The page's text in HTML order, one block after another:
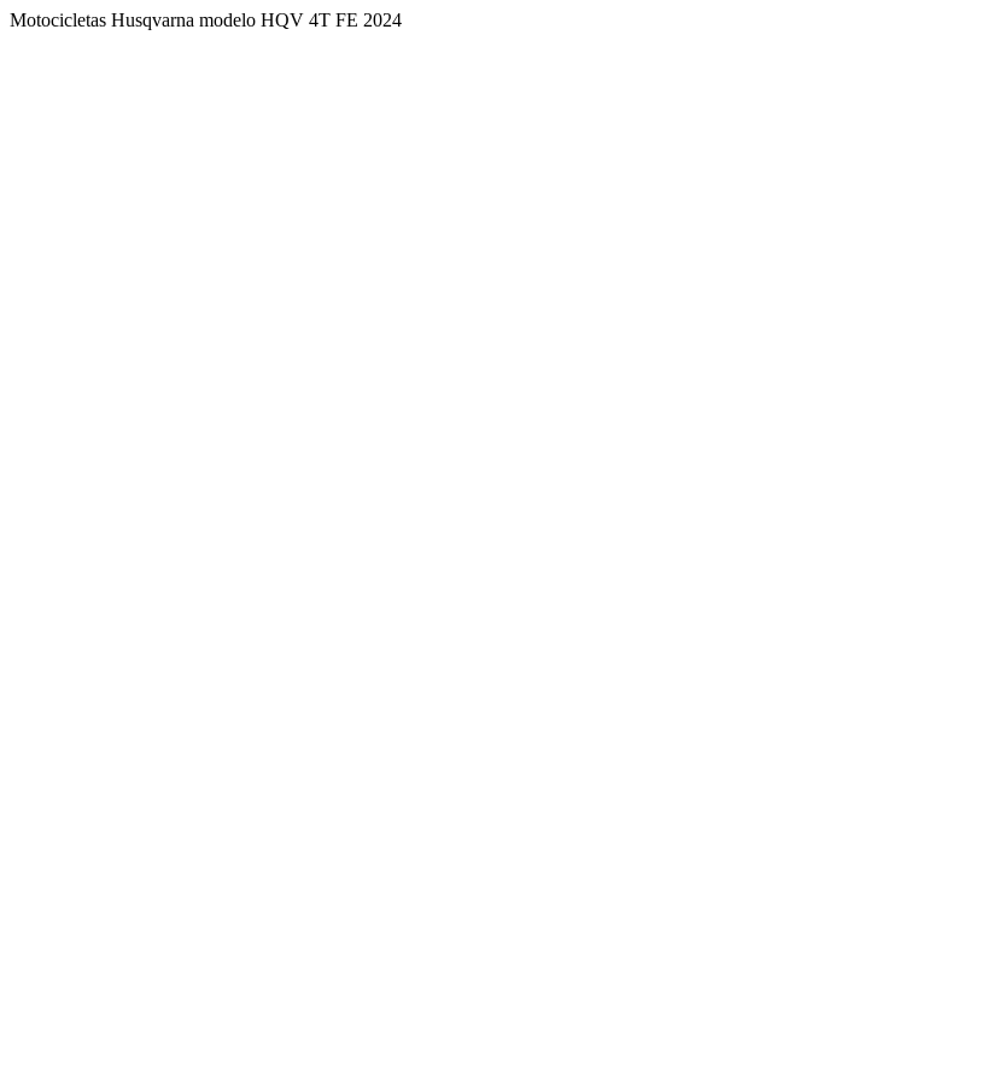
Motocicletas Husqvarna modelo HQV 4T FE 2024